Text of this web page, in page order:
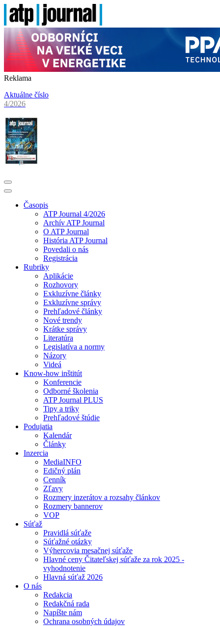
Reklama
Aktuálne číslo
4/2026
Časopis
ATP Journal 4/2026
Archív ATP Journal
O ATP Journal
História ATP Journal
Povedali o nás
Registrácia
Rubriky
Aplikácie
Rozhovory
Exkluzívne články
Exkluzívne správy
Prehľadové články
Nové trendy
Krátke správy
Literatúra
Legislatíva a normy
Názory
Videá
Know-how inštitút
Konferencie
Odborné školenia
ATP Journal PLUS
Tipy a triky
Prehľadové štúdie
Podujatia
Kalendár
Články
Inzercia
MediaINFO
Edičný plán
Cenník
Zľavy
Rozmery inzerátov a rozsahy článkov
Rozmery bannerov
VOP
Súťaž
Pravidlá súťaže
Súťažné otázky
Výhercovia mesačnej súťaže
Hlavné ceny Čitateľskej súťaže za rok 2025 -
vyhodnotenie
Hlavná súťaž 2026
O nás
Redakcia
Redakčná rada
Napíšte nám
Ochrana osobných údajov